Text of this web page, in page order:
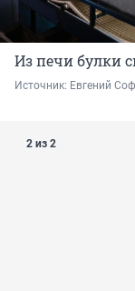
Из печи булки
Источник: Евгений
2 из 2